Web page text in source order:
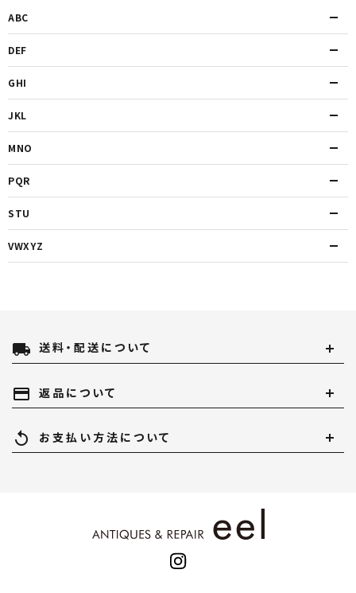
ABC
DEF
GHI
JKL
MNO
PQR
STU
VWXYZ
local_shipping 送料・配送について
payment 返品について
replay お支払い方法について